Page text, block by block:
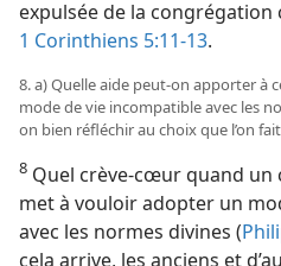
expulsée de la
1 Corinthiens 5:11-13.
8. a) Quelle aide peut-​on apporter à
mode de vie incompatible avec les
on bien réfléchir au choix que l’on
8 Quel crève-cœur quand un
met à vouloir adopter un
avec les normes divines (
cela arrive, les anciens et